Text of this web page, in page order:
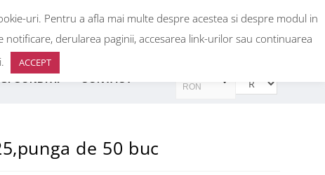
+40 736 933 440 +40 736 933 399
0
RON
de 50 buc
uri. Pentru a afla mai multe despre acestea si despre modul in
notificare, derularea paginii, accesarea link-urilor sau continuarea
ACCEPT